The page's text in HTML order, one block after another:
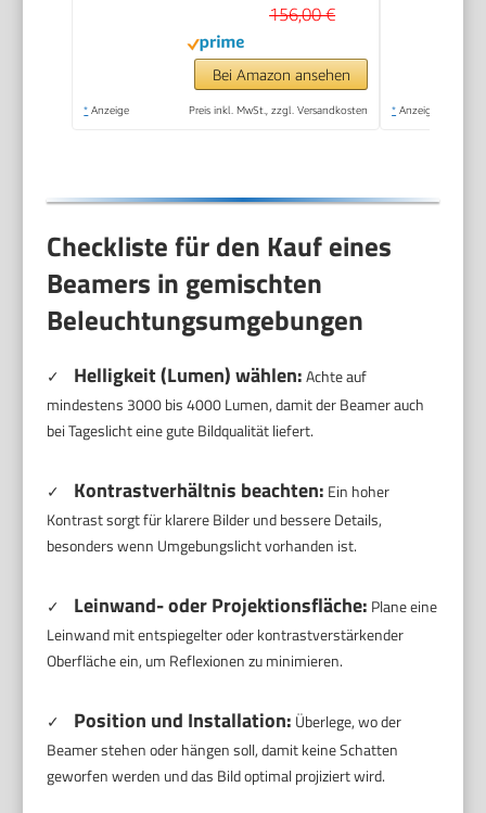
Display, kompatibel
mit Fire
Stick,Smartphone,PS5
Projektor
156,00 €
Bei Amazon ansehen
* Anzeige Preis inkl. MwSt., zzgl. Versandkosten * Anzeige
Checkliste für den Kauf eines
Beamers in gemischten
Beleuchtungsumgebungen
✓ Helligkeit (Lumen) wählen:Achte auf
mindestens 3000 bis 4000 Lumen, damit der Beamer auch
bei Tageslicht eine gute Bildqualität liefert.
✓ Kontrastverhältnis beachten: Ein hoher
Kontrast sorgt für klarere Bilder und bessere Details,
besonders wenn Umgebungslicht vorhanden ist.
✓ Leinwand- oder Projektionsfläche: Plane eine
Leinwand mit entspiegelter oder kontrastverstärkender
Oberfläche ein, um Reflexionen zu minimieren.
✓ Position und Installation: Überlege, wo der
Beamer stehen oder hängen soll, damit keine Schatten
geworfen werden und das Bild optimal projiziert wird.